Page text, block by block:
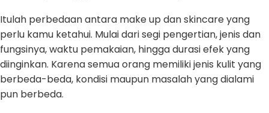
Itulah perbedaan antara make up dan skincare yang
perlu kamu ketahui. Mulai dari segi pengertian, jenis dan
fungsinya, waktu pemakaian, hingga durasi efek yang
diinginkan. Karena semua orang memiliki jenis kulit yang
berbeda-beda, kondisi maupun masalah yang dialami
pun berbeda.